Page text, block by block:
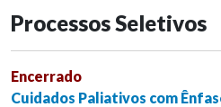
Processos Seletivos
Encerrado
Cuidados Paliativos com